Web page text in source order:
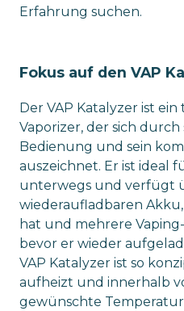
Erfahrung suchen.
Fokus auf den VAP
Der VAP Katalyzer ist
Vaporizer, der sich durch
Bedienung und sein
auszeichnet. Er ist ideal
unterwegs und verfügt
wiederaufladbaren
hat und mehrere
bevor er wieder
VAP Katalyzer ist so
aufheizt und innerhalb
gewünschte